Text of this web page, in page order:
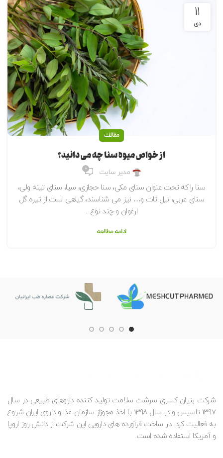
11
دی
مقالات
از خواص میوه سنا چه می دانید؟
مدیر سایت 0
سنا را که تحت عنوان سنای مکی، سنا حجازی، سیا، سنای تینه ولی،
سنای عربی، نیل تات و… نیز می شناسند، گیاهی است از تیره گل
ارغوان و چند نوع...
ادامه مطالعه
شرکت بنیان کسری سرشت سلامت تولید کننده داروهای طبیعی در سال
1397 تاسیس و در سال 1398 با اخذ مجوزاز سازمان غذا و داروی ایران شروع
به فعالیت کرد. در ساخت فرآورده های دارویی این شرکت از دانش روز اروپا
و آمریکا استفاده شده است.